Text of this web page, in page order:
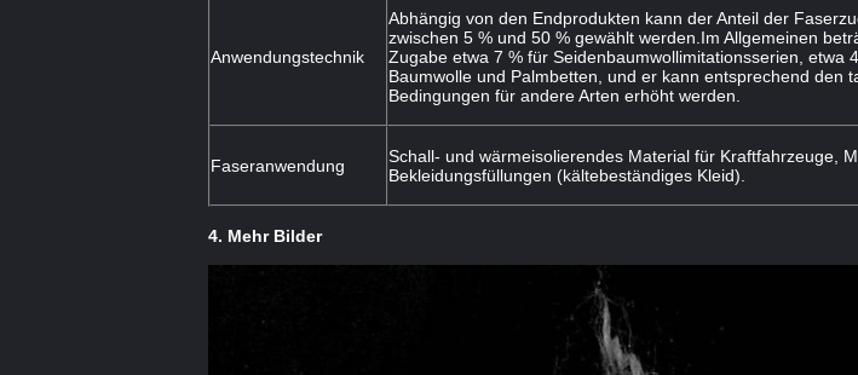
Anwendungstechnik
Abhängig von den Endprodukten kann der Anteil der
zwischen 5 % und 50 % gewählt werden.Im Allgemeinen
Zugabe etwa 7 % für Seidenbaumwollimitationsserien, etwa
Baumwolle und Palmbetten, und er kann entsprechend den
Bedingungen für andere Arten erhöht werden.
Faseranwendung
Schall- und wärmeisolierendes Material für Kraftfahrzeuge,
Bekleidungsfüllungen (kältebeständiges Kleid).
4. Mehr Bilder